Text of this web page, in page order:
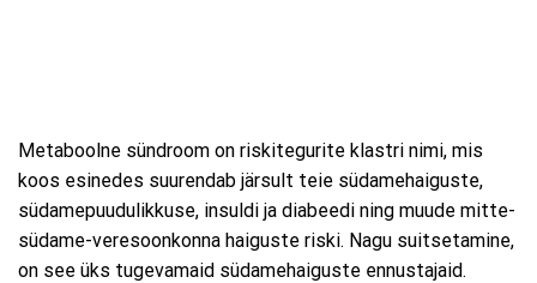
Metaboolne sündroom on riskitegurite klastri nimi, mis
koos esinedes suurendab järsult teie südamehaiguste,
südamepuudulikkuse, insuldi ja diabeedi ning muude mitte-
südame-veresoonkonna haiguste riski. Nagu suitsetamine,
on see üks tugevamaid südamehaiguste ennustajaid.